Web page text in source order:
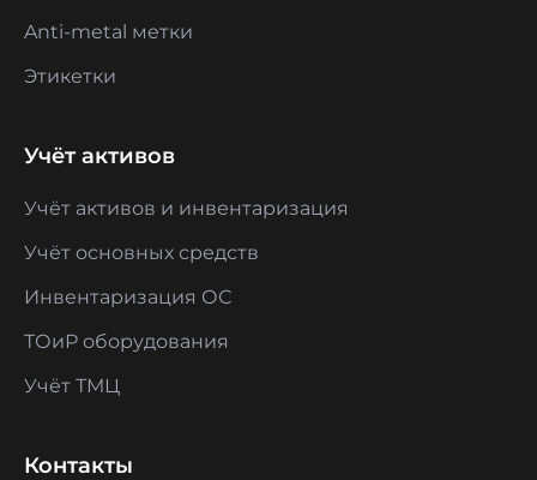
Anti-metal метки
Этикетки
Учёт активов
Учёт активов и инвентаризация
Учёт основных средств
Инвентаризация ОС
ТОиР оборудования
Учёт ТМЦ
Контакты